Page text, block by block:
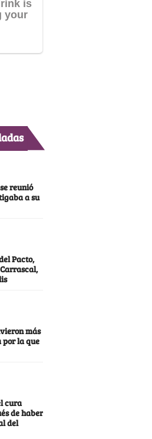
reunió
a su
Pacto,
más
la que
cura
de haber
del